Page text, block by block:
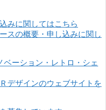
スの概要・申し込みに関し
デザインのウェブサイトを